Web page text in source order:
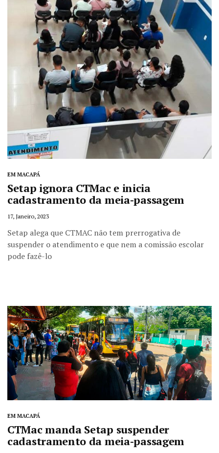
EM MACAPÁ
Setap ignora CTMac e inicia
cadastramento da meia-passagem
17, Janeiro, 2023
Setap alega que CTMAC não tem prerrogativa de
suspender o atendimento e que nem a comissão escolar
pode fazê-lo
EM MACAPÁ
CTMac manda Setap suspender
cadastramento da meia-passagem